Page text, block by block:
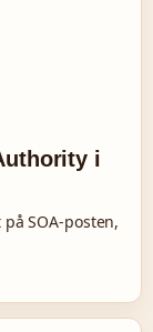
i
SOA-posten,